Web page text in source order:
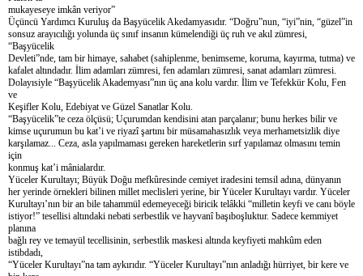
mukayeseye imkân veriyor”
Üçüncü Yardımcı Kuruluş da Başyücelik Akedamyasıdır. “Doğru”nun, “iyi”nin, “güzel”in
sonsuz arayıcılığı yolunda üç sınıf insanın kümelendiği üç ruh ve akıl zümresi,
“Başyücelik
Devleti”nde, tam bir himaye, sahabet (sahiplenme, benimseme, koruma, kayırma, tutma) ve
kafalet altındadır. İlim adamları zümresi, fen adamları zümresi, sanat adamları zümresi.
Dolayısiyle “Başyücelik Akademyası”nın üç ana kolu vardır. İlim ve Tefekkür Kolu, Fen
ve
Keşifler Kolu, Edebiyat ve Güzel Sanatlar Kolu.
“Başyücelik”te ceza ölçüsü; Uçurumdan kendisini atan parçalanır; bunu herkes bilir ve
kimse uçurumun bu kat’i ve riyazî şartını bir müsamahasızlık veya merhametsizlik diye
karşılamaz... Ceza, asla yapılmaması gereken hareketlerin sırf yapılamaz olmasını temin
için
konmuş kat’i mânialardır.
Yüceler Kurultayı; Büyük Doğu mefkûresinde cemiyet iradesini temsil adına, dünyanın
her yerinde örnekleri bilinen millet meclisleri yerine, bir Yüceler Kurultayı vardır. Yüceler
Kurultayı’nın bir an bile tahammül edemeyeceği biricik telâkki “milletin keyfi ve canı böyle
istiyor!” tesellisi altındaki nebati serbestlik ve hayvanî başıboşluktur. Sadece kemmiyet
planına
bağlı rey ve temayül tecellisinin, serbestlik maskesi altında keyfiyeti mahkûm eden
istibdadı,
“Yüceler Kurultayı”na tam aykırıdır. “Yüceler Kurultayı”nın anladığı hürriyet, bir kere ve